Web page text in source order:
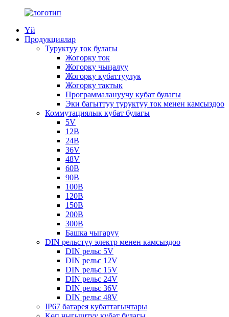
Үй
Продукциялар
Туруктуу ток булагы
Жогорку ток
Жогорку чыңалуу
Жогорку кубаттуулук
Жогорку тактык
Программалануучу кубат булагы
Эки багыттуу туруктуу ток менен камсыздоо
Коммутациялык кубат булагы
5V
12В
24В
36V
48V
60В
90В
100В
120В
150В
200В
300В
Башка чыгаруу
DIN рельстүү электр менен камсыздоо
DIN рельс 5V
DIN рельс 12V
DIN рельс 15V
DIN рельс 24V
DIN рельс 36V
DIN рельс 48V
IP67 батарея кубаттагычтары